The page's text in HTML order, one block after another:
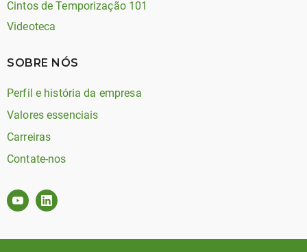
Cintos de Temporização 101
Videoteca
SOBRE NÓS
Perfil e história da empresa
Valores essenciais
Carreiras
Contate-nos